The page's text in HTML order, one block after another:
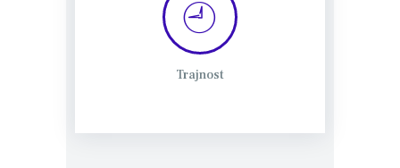
Trajnost